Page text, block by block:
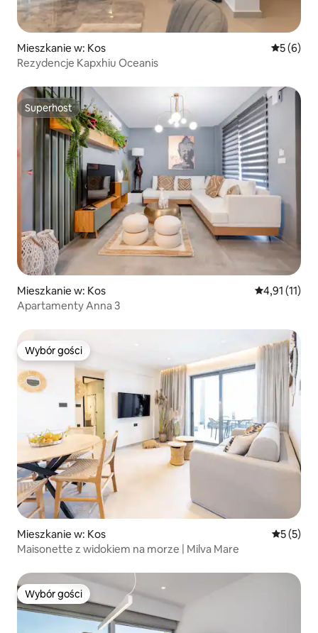
Mieszkanie w: Kos Średnia
5 (6)
Rezydencje Kapxhiu Oceanis
Superhost
Superhost
Mieszkanie w: Kos Średnia
4,91 (11)
Apartamenty Anna 3
Wybór gości
Wybór gości
Mieszkanie w: Kos Średnia
5 (5)
Maisonette z widokiem na morze | Milva Mare
Wybór gości
Wybór gości